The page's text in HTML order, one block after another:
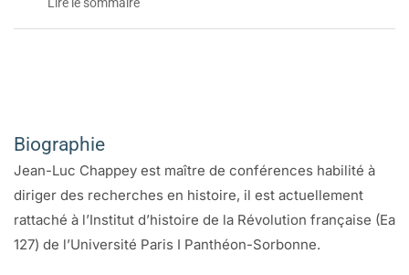
Le sommaire
INTRODUCTION
Approches d’un corpus invisible
Remerciements
par Maité Bouyssy
Logiques des listes
Voici un livre qui traite des dictionnaires et des listes, du
XVIII
e
siècle à nos jours, pour signaler surtout comment ces
Biographie
Jean-Luc Chappey est maître de conférences habilité à
diriger des recherches en histoire, il est actuellement
rattaché à l’Institut d’histoire de la Révolution française (Ea
127) de l’Université Paris I Panthéon-Sorbonne.